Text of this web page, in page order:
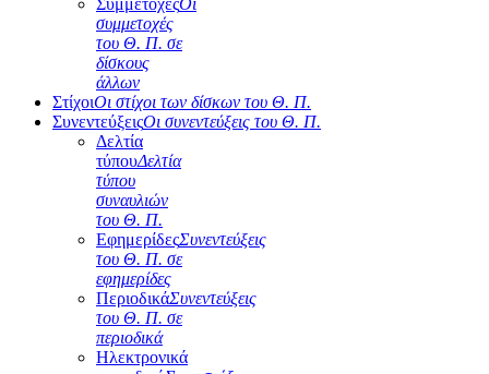
ΣυμμετοχέςΟι
συμμετοχές
του Θ. Π. σε
δίσκους
άλλων
ΣτίχοιΟι στίχοι των δίσκων του Θ. Π.
ΣυνεντεύξειςΟι συνεντεύξεις του Θ. Π.
Δελτία
τύπουΔελτία
τύπου
συναυλιών
του Θ. Π.
ΕφημερίδεςΣυνεντεύξεις
του Θ. Π. σε
εφημερίδες
ΠεριοδικάΣυνεντεύξεις
του Θ. Π. σε
περιοδικά
Ηλεκτρονικά